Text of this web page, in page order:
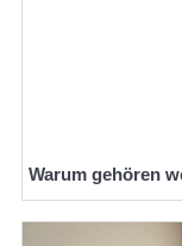
Warum gehören